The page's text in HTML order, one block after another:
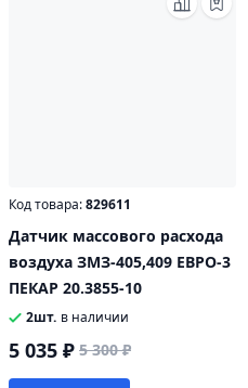
Код товара:829611
Датчик массового расхода
воздуха ЗМЗ-405,409 ЕВРО-3
ПЕКАР 20.3855-10
2шт. в наличии
5 035 ₽ 5 300 ₽